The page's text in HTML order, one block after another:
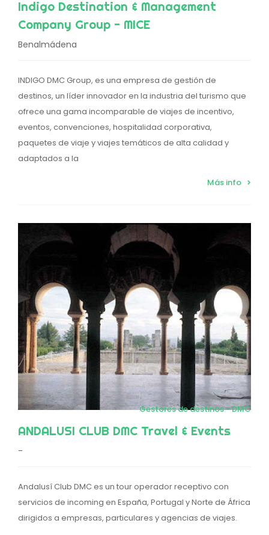
Indigo Destination & Management
Company Group - MICE
Benalmádena
INDIGO DMC Group, es una empresa de gestión de
destinos, un líder innovador en la industria del turismo que
ofrece una gama incomparable de viajes de incentivo,
eventos, convenciones, hospitalidad corporativa,
paquetes de viaje y viajes temáticos de alta calidad y
adaptados a la
Más info
Gestores de destinos - DMC
ANDALUSI CLUB DMC Travel & Events
-
Andalusí Club DMC es un tour operador receptivo con
servicios de incoming en España, Portugal y Norte de África
dirigidos a empresas, particulares y agencias de viajes.